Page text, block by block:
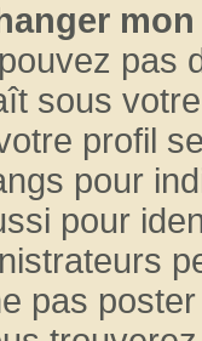
pas
sous
profil
pour
pour
pas